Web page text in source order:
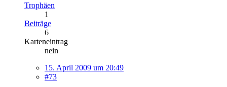
Trophäen
1
Beiträge
6
Karteneintrag
nein
15. April 2009 um 20:49
#73